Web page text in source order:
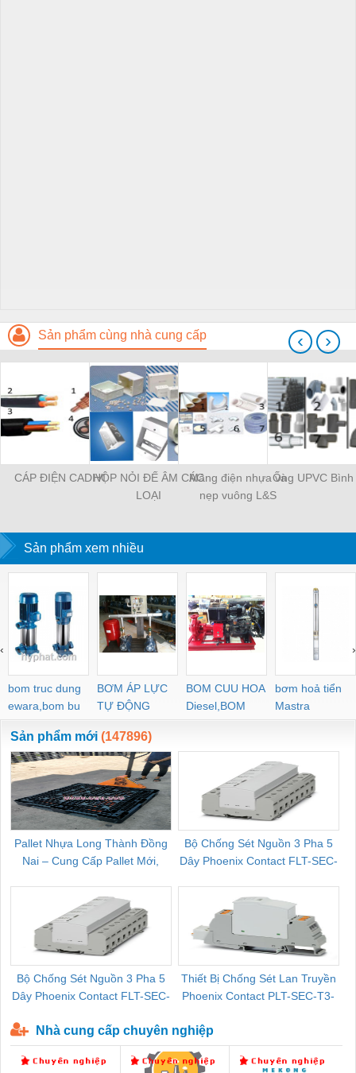
Sản phẩm cùng nhà cung cấp
CÁP ĐIỆN CADIVIHỘP NỎI ĐẾ ÂM CÁC
LOẠI
Máng điện nhựa và
nẹp vuông L&S
Ống UPVC
‹ ›
Sản phẩm xem nhiều
bom truc dung
ewara,bom bu
ewara
BƠM ÁP LỰC
TỰ ĐỘNG
BOM CUU HOA
Diesel,BOM
CHUA CHAY
bơm hoả tiển
Mastra
‹ ›
Sản phẩm mới (147896)
Pallet Nhựa Long Thành Đồng
Nai – Cung Cấp Pallet Mới,
Bộ Chống Sét Nguồn 3 Pha 5
Dây Phoenix Contact FLT-SEC-
Bộ Chống Sét Nguồn 3 Pha 5
Dây Phoenix Contact FLT-SEC-
Thiết Bị Chống Sét Lan Truyền
Phoenix Contact PLT-SEC-T3-
Nhà cung cấp chuyên nghiệp